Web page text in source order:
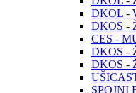
DKOL -
DKOS -
CES -
DKOS -
DKOS -
SPOJNI